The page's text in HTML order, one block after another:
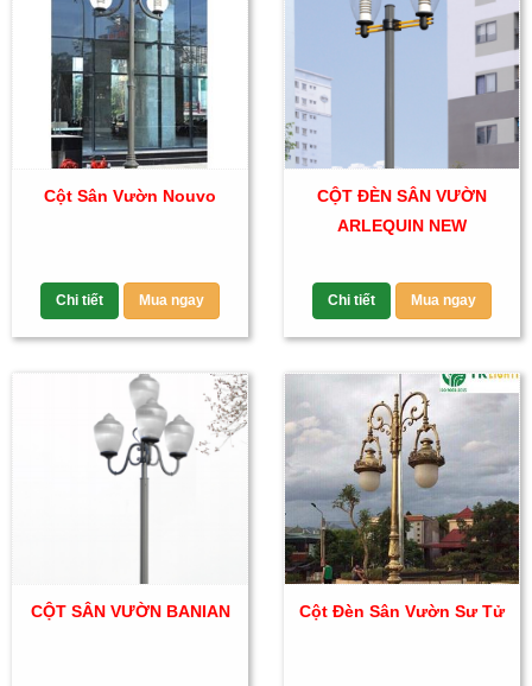
Cột Sân Vườn Nouvo
Chi tiết Mua ngay
CỘT ĐÈN SÂN VƯỜN
ARLEQUIN NEW
Chi tiết Mua ngay
CỘT SÂN VƯỜN BANIAN Cột Đèn Sân Vườn Sư Tử